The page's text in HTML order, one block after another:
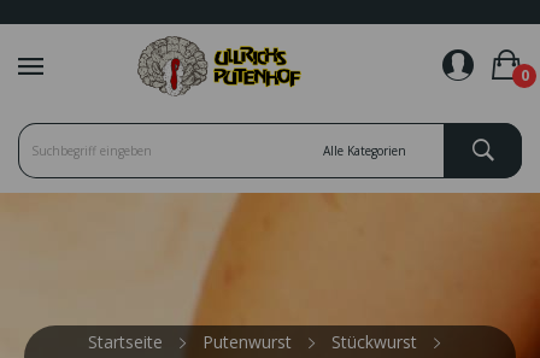
0
Startseite Putenwurst
Stückwurst